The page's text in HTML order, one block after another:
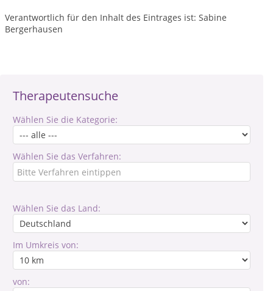
Therapeutensuche
Wählen Sie die Kategorie:
Wählen Sie das Verfahren:
Wählen Sie das Land:
Im Umkreis von:
von:
Verantwortlich für den Inhalt des Eintrages ist: Sabine
Bergerhausen